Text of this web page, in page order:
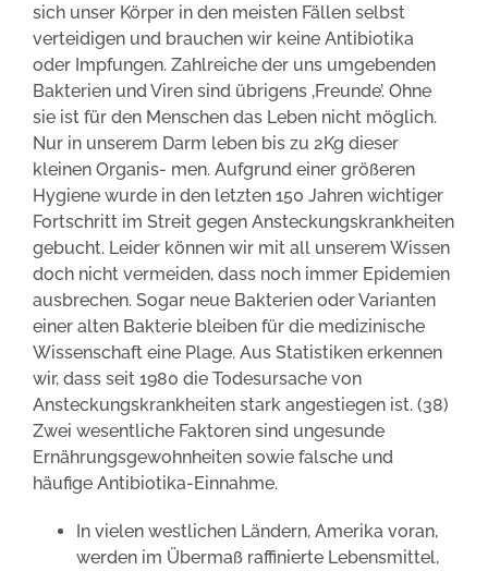
sich unser Körper in den meisten Fällen selbst
verteidigen und brauchen wir keine Antibiotika
oder Impfungen. Zahlreiche der uns umgebenden
Bakterien und Viren sind übrigens ‚Freunde’. Ohne
sie ist für den Menschen das Leben nicht möglich.
Nur in unserem Darm leben bis zu 2Kg dieser
kleinen Organis- men. Aufgrund einer größeren
Hygiene wurde in den letzten 150 Jahren wichtiger
Fortschritt im Streit gegen Ansteckungskrankheiten
gebucht. Leider können wir mit all unserem Wissen
doch nicht vermeiden, dass noch immer Epidemien
ausbrechen. Sogar neue Bakterien oder Varianten
einer alten Bakterie bleiben für die medizinische
Wissenschaft eine Plage. Aus Statistiken erkennen
wir, dass seit 1980 die Todesursache von
Ansteckungskrankheiten stark angestiegen ist. (38)
Zwei wesentliche Faktoren sind ungesunde
Ernährungsgewohnheiten sowie falsche und
häufige Antibiotika-Einnahme.
In vielen westlichen Ländern, Amerika voran,
werden im Übermaß raffinierte Lebensmittel,